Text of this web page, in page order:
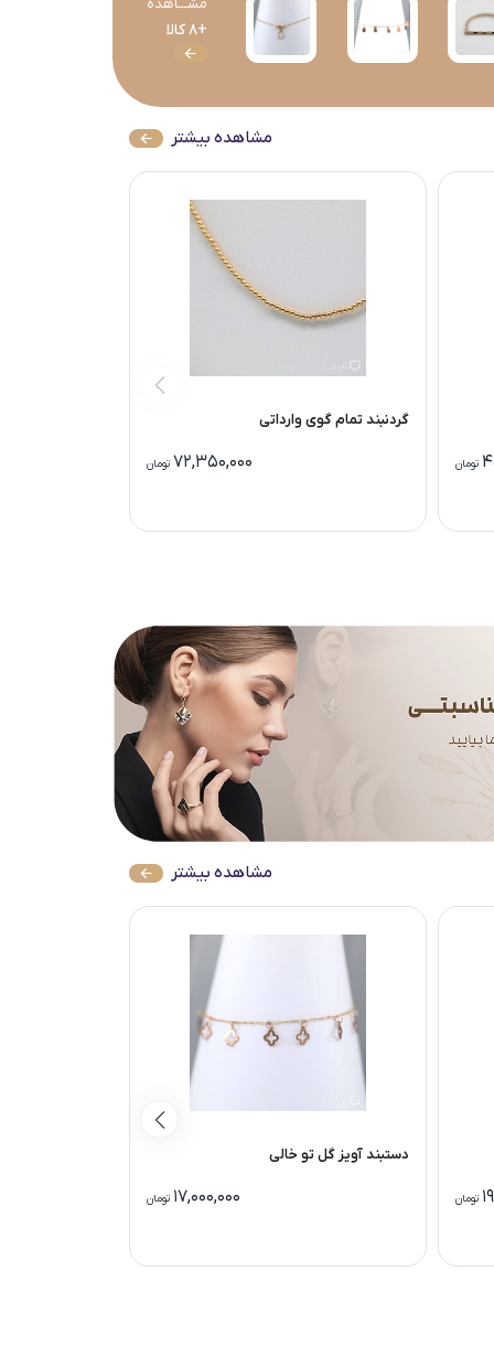
مشـــاهده
+8 کالا
مشاهده بیشتر
تومان
گردنبند تمام گوی وارداتی
72,350,000 تومان
مشاهده بیشتر
تومان
دستبند آویز گل تو خالی
17,000,000 تومان